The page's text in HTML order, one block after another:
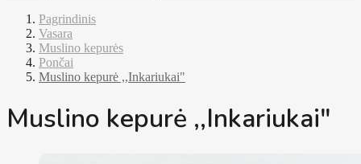
Pagrindinis
Vasara
Muslino kepurės
Pončai
Muslino kepurė ,,Inkariukai"
Muslino kepurė ,,Inkariukai"